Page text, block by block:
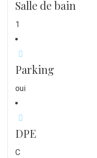
Salle de bain
1
Parking
oui
DPE
C